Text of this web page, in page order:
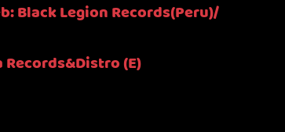
Black Legion Records(Peru)/
(E)